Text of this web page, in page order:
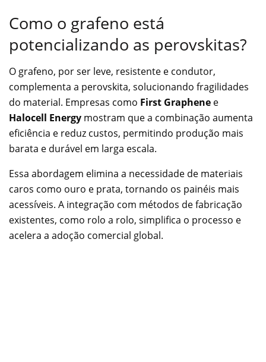
Como o grafeno está
potencializando as perovskitas?
O grafeno, por ser leve, resistente e condutor,
complementa a perovskita, solucionando fragilidades
do material. Empresas como First Graphene e
Halocell Energy mostram que a combinação aumenta
eficiência e reduz custos, permitindo produção mais
barata e durável em larga escala.
Essa abordagem elimina a necessidade de materiais
caros como ouro e prata, tornando os painéis mais
acessíveis. A integração com métodos de fabricação
existentes, como rolo a rolo, simplifica o processo e
acelera a adoção comercial global.